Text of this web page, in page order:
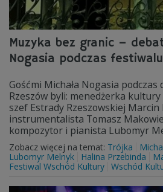
Muzyka bez granic –
Nogasia podczas
Gośćmi Michała Nogasia
Rzeszów byli: menedżerka
szef Estrady Rzeszowskiej
instrumentalista Tomasz
kompozytor i pianista Lubomyr
Zobacz więcej na temat: Trójka
Lubomyr Melnyk
Halina Przebinda
Festiwal Wschód Kultury Wschód